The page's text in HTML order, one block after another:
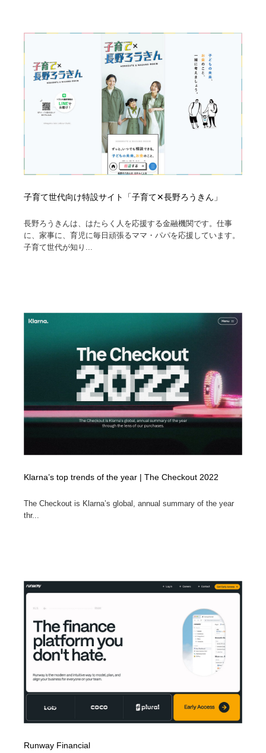
子育て世代向け特設サイト「子育て✕長野ろうきん」
長野ろうきんは、はたらく人を応援する金融機関です。仕事
に、家事に、育児に毎日頑張るママ・パパを応援しています。
子育て世代が知り...
Klarna’s top trends of the year | The Checkout 2022
The Checkout is Klarna’s global, annual summary of the year
thr...
Runway Financial